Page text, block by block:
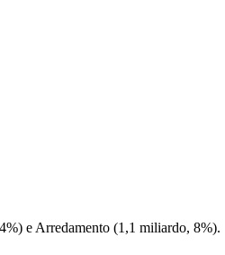
e Arredamento (1,1 miliardo, 8%).